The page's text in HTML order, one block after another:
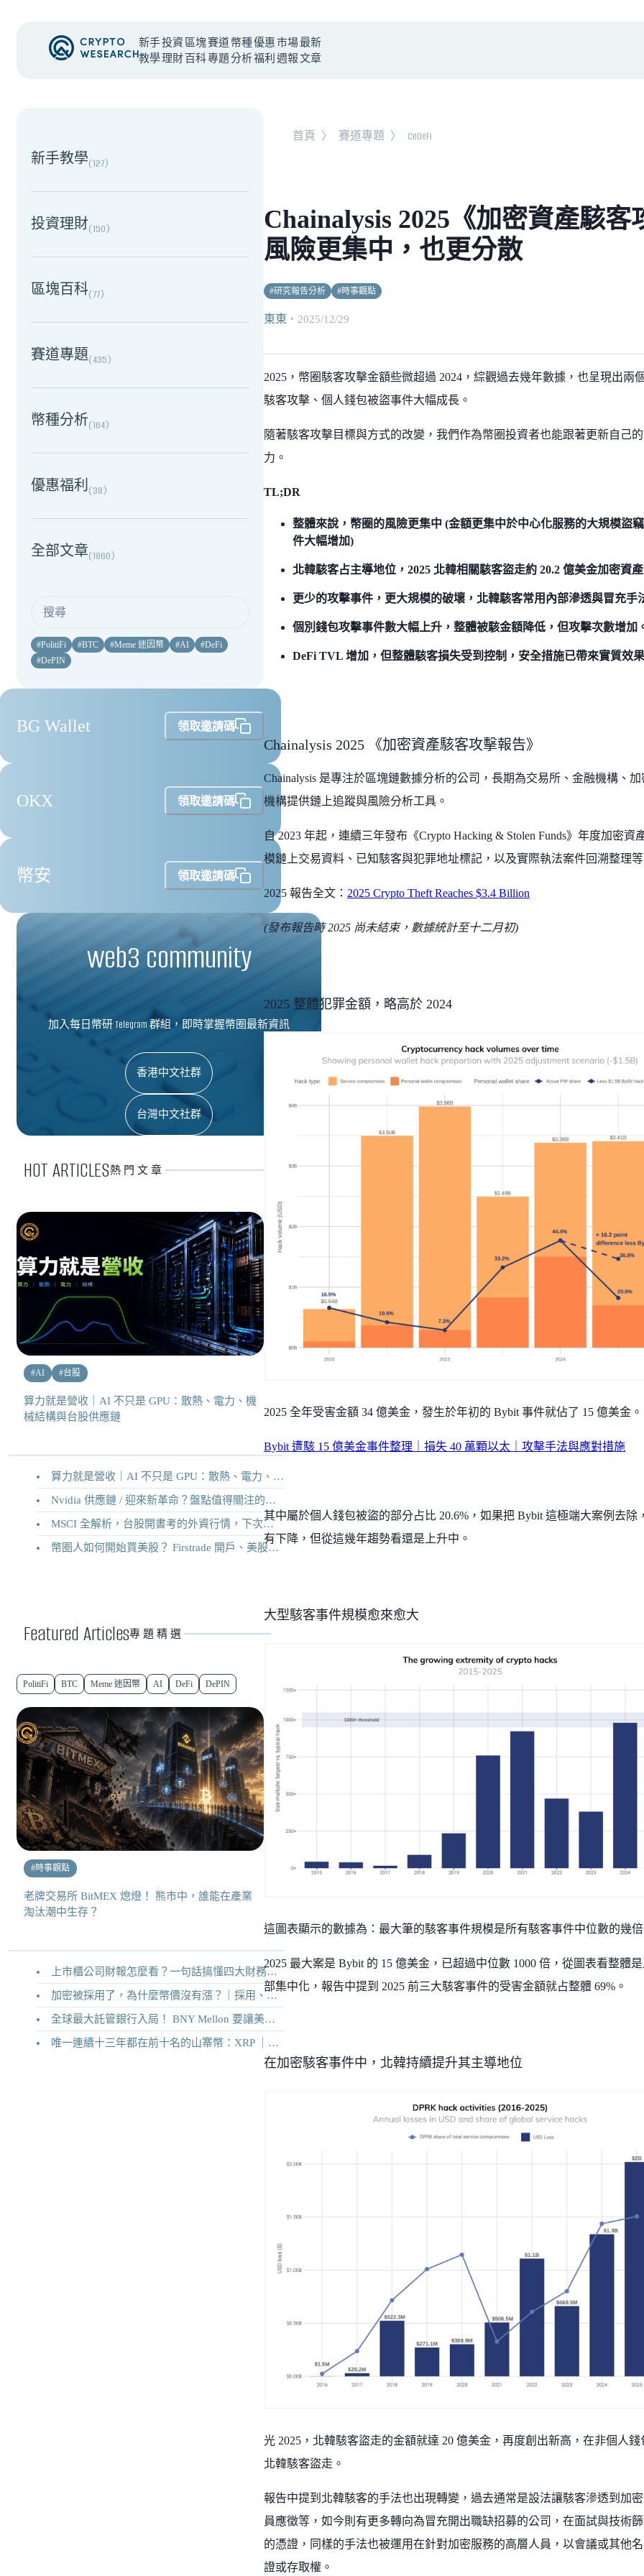
新手
教學
投資
理財
區塊
百科
賽道
專題
幣種
分析
優惠
福利
市場
週報
最新
文章
NEW EVENT
新手教學(127)
投資理財(150)
區塊百科(77)
賽道專題(435)
幣種分析(164)
優惠福利(38)
全部文章(1860)
#PolitiFi #BTC #Meme 迷因幣 #AI #DeFi
#DePIN
BG Wallet 領取邀請碼
OKX 領取邀請碼
幣安 領取邀請碼
web3 community
加入每日幣研 Telegram 群組，即時掌握幣圈最新資訊
香港中文社群
台灣中文社群
HOT ARTICLES熱門文章
#AI #台股
算力就是營收｜AI 不只是 GPU：散熱、電力、機
械結構與台股供應鏈
算力就是營收｜AI 不只是 GPU：散熱、電力、機械結構與台股供應鏈
Nvidia 供應鏈 / 迎來新革命？盤點值得關注的二十家供應鏈企業
MSCI 全解析，台股開書考的外資行情，下次調整你準備好了嗎？
幣圈人如何開始買美股？ Firstrade 開戶、美股交易機制完整教學
Featured Articles專題精選
PolitiFi BTC Meme 迷因幣 AI DeFi DePIN
#時事觀點
老牌交易所 BitMEX 熄燈！ 熊市中，誰能在產業
淘汰潮中生存？
上市櫃公司財報怎麼看？一句話搞懂四大財務報表
加密被採用了，為什麼幣價沒有漲？｜採用、收入與代幣價值捕獲
全球最大託管銀行入局！ BNY Mellon 要讓美債交易 24/7 不打烊
唯一連續十三年都在前十名的山寨幣：XRP ｜Ripple 2026 介紹
首頁 〉 賽道專題 〉 CeDeFi
Chainalysis 2025《加密資產駭客
風險更集中，也更分散
#研究報告分析 #時事觀點
東東 ・ 2025/12/29
2025，幣圈駭客攻擊金額些微超過 2024，綜觀過去幾年數據，也呈現出兩
駭客攻擊、個人錢包被盜事件大幅成長。
隨著駭客攻擊目標與方式的改變，我們作為幣圈投資者也能跟著更新自己
力。
TL;DR
整體來說，幣圈的風險更集中 (金額更集中於中心化服務的大規模盜
件大幅增加)
北韓駭客占主導地位，2025 北韓相關駭客盜走約 20.2 億美金加密資
更少的攻擊事件，更大規模的破壞，北韓駭客常用內部滲透與冒充手
個別錢包攻擊事件數大幅上升，整體被駭金額降低，但攻擊次數增加
DeFi TVL 增加，但整體駭客損失受到控制，安全措施已帶來實質效
Chainalysis 2025 《加密資產駭客攻擊報告》
Chainalysis 是專注於區塊鏈數據分析的公司，長期為交易所、金融機構、
機構提供鏈上追蹤與風險分析工具。
自 2023 年起，連續三年發布《Crypto Hacking & Stolen Funds》年度加密
模鏈上交易資料、已知駭客與犯罪地址標記，以及實際執法案件回溯整理
2025 報告全文： 2025 Crypto Theft Reaches $3.4 Billion
(發布報告時 2025 尚未結束，數據統計至十二月初)
2025 整體犯罪金額，略高於 2024
2025 全年受害金額 34 億美金，發生於年初的 Bybit 事件就佔了 15 億美金。
Bybit 遭駭 15 億美金事件整理｜損失 40 萬顆以太｜攻擊手法與應對措施
其中屬於個人錢包被盜的部分占比 20.6%，如果把 Bybit 這極端大案例去除
有下降，但從這幾年趨勢看還是上升中。
大型駭客事件規模愈來愈大
這圖表顯示的數據為：最大筆的駭客事件規模是所有駭客事件中位數的幾
2025 最大案是 Bybit 的 15 億美金，已超過中位數 1000 倍，從圖表看整體
部集中化，報告中提到 2025 前三大駭客事件的受害金額就占整體 69%。
在加密駭客事件中，北韓持續提升其主導地位
光 2025，北韓駭客盜走的金額就達 20 億美金，再度創出新高，在非個人
北韓駭客盜走。
報告中提到北韓駭客的手法也出現轉變，過去通常是設法讓駭客滲透到加
員應徵等，如今則有更多轉向為冒充開出職缺招募的公司，在面試與技術
的憑證，同樣的手法也被運用在針對加密服務的高層人員，以會議或其他
證或存取權。